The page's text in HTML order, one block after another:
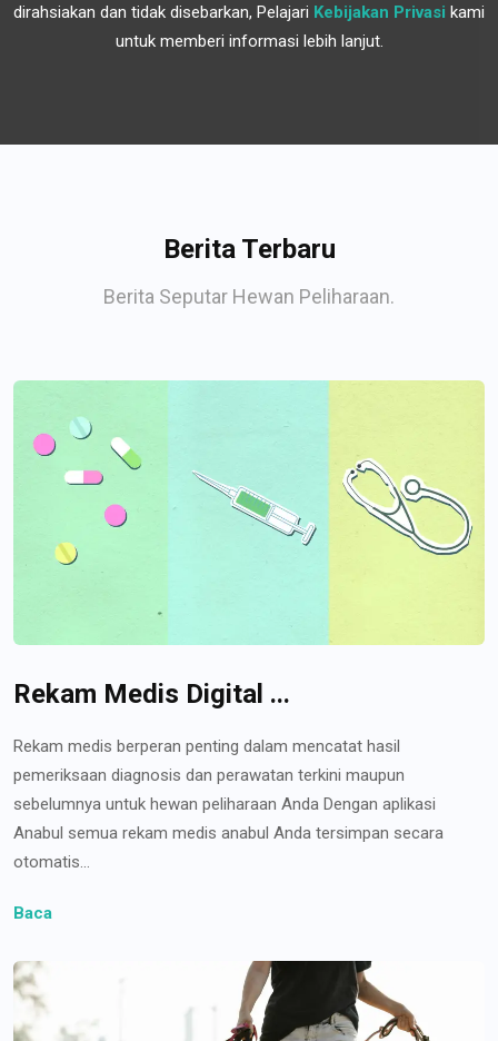
dirahsiakan dan tidak disebarkan, Pelajari Kebijakan Privasi kami
untuk memberi informasi lebih lanjut.
Berita Terbaru
Berita Seputar Hewan Peliharaan.
Rekam Medis Digital ...
Rekam medis berperan penting dalam mencatat hasil
pemeriksaan diagnosis dan perawatan terkini maupun
sebelumnya untuk hewan peliharaan Anda Dengan aplikasi
Anabul semua rekam medis anabul Anda tersimpan secara
otomatis...
Baca